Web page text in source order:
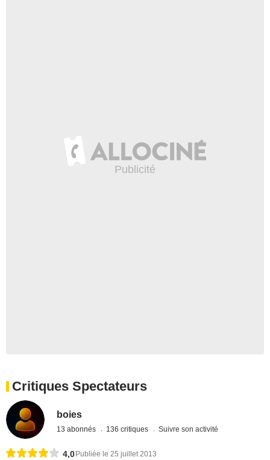
Critiques Spectateurs
boies
13 abonnés 136 critiques Suivre son activité
4,0 Publiée le 25 juillet 2013